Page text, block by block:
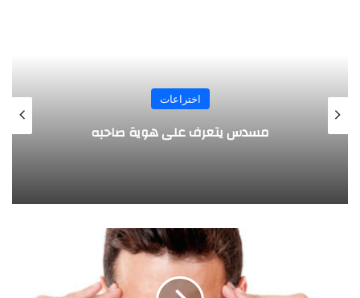
المجلة
طفل مصري يخرج قصاصات الورق من أنفه
وفمه